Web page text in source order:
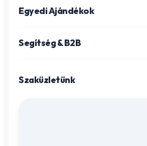
Igazolványkép készítés
Egyedi Ajándékok
Gravírozott ajándékok
Segítség & B2B
Szaküzletünk